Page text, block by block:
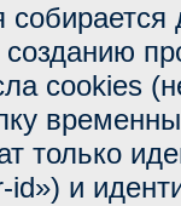
cookies
только
и